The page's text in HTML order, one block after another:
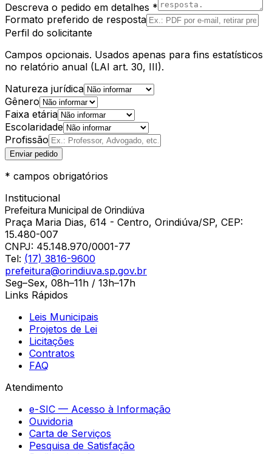
Descreva o pedido em detalhes *
Formato preferido de resposta
Perfil do solicitante
Campos opcionais. Usados apenas para fins estatísticos
no relatório anual (LAI art. 30, III).
Natureza jurídica
Gênero
Faixa etária
Escolaridade
Profissão
Enviar pedido
* campos obrigatórios
Institucional
Prefeitura Municipal de Orindiúva
Praça Maria Dias, 614 - Centro, Orindiúva/SP, CEP:
15.480-007
CNPJ: 45.148.970/0001-77
Tel: (17) 3816-9600
prefeitura@orindiuva.sp.gov.br
Seg–Sex, 08h–11h / 13h–17h
Links Rápidos
Leis Municipais
Projetos de Lei
Licitações
Contratos
FAQ
Atendimento
e-SIC — Acesso à Informação
Ouvidoria
Carta de Serviços
Pesquisa de Satisfação